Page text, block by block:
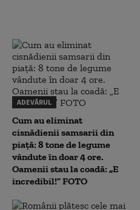
ADEVĂRUL
Cum au eliminat
cisnădienii samsarii din
piață: 8 tone de legume
vândute în doar 4 ore.
Oamenii stau la coadă: „E
incredibil!” FOTO